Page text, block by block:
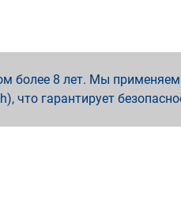
8 лет. Мы
что гарантирует